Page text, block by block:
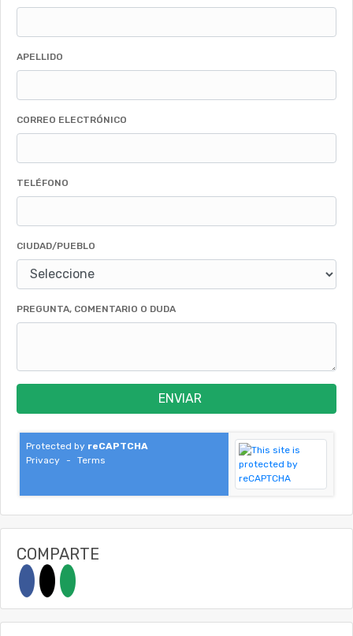
APELLIDO
CORREO ELECTRÓNICO
TELÉFONO
CIUDAD/PUEBLO
PREGUNTA, COMENTARIO O DUDA
ENVIAR
Protected by reCAPTCHA
Privacy
- Terms
COMPARTE